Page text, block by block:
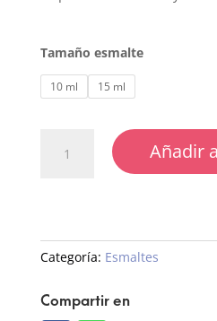
Tamaño esmalte
10 ml 15 ml
Esmalte
semipermanente
Añadir
Categoría: Esmaltes
Compartir en